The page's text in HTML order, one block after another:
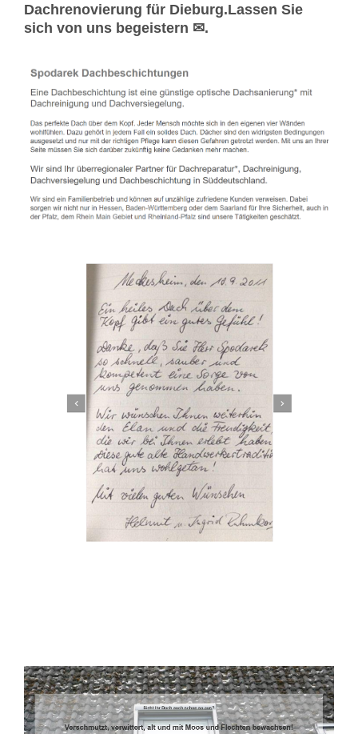
Dachrenovierung für Dieburg.Lassen Sie
sich von uns begeistern ✉.